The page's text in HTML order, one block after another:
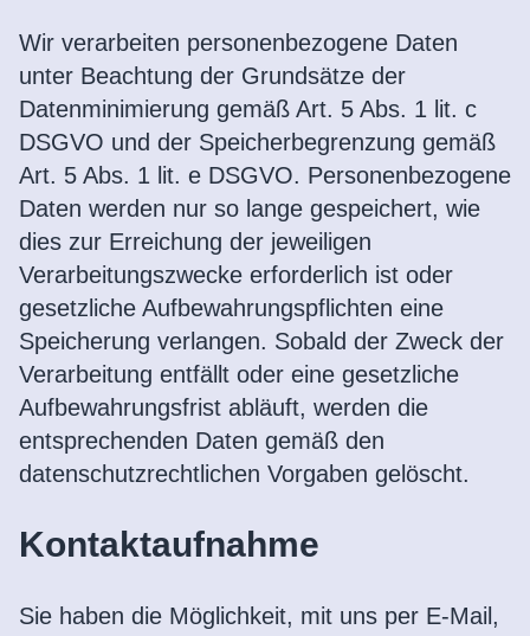
Wir verarbeiten personenbezogene Daten
unter Beachtung der Grundsätze der
Datenminimierung gemäß Art. 5 Abs. 1 lit. c
DSGVO und der Speicherbegrenzung gemäß
Art. 5 Abs. 1 lit. e DSGVO. Personenbezogene
Daten werden nur so lange gespeichert, wie
dies zur Erreichung der jeweiligen
Verarbeitungszwecke erforderlich ist oder
gesetzliche Aufbewahrungspflichten eine
Speicherung verlangen. Sobald der Zweck der
Verarbeitung entfällt oder eine gesetzliche
Aufbewahrungsfrist abläuft, werden die
entsprechenden Daten gemäß den
datenschutzrechtlichen Vorgaben gelöscht.
Kontaktaufnahme
Sie haben die Möglichkeit, mit uns per E-Mail,